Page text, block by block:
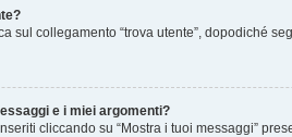
sul collegamento “trova utente”, dopodiché
e i miei argomenti?
cliccando su “Mostra i tuoi messaggi”